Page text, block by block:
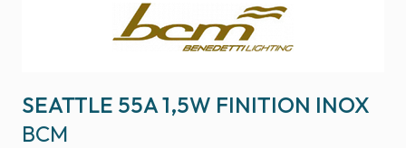
SEATTLE 55A 1,5W FINITION INOX
BCM